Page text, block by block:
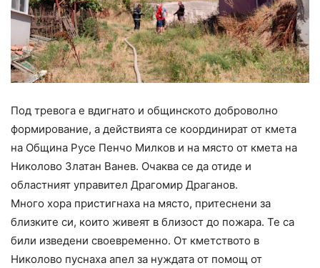
Под тревога е вдигнато и общинското доброволно
формирование, а действията се координират от кмета
на Община Русе Пенчо Милков и на място от кмета на
Николово Златан Ванев. Очаква се да отиде и
областният управител Драгомир Драганов.
Много хора пристигнаха на място, притеснени за
близките си, които живеят в близост до пожара. Те са
били изведени своевременно. От кметството в
Николово пуснаха апел за нуждата от помощ от